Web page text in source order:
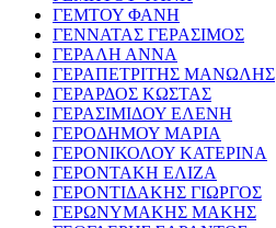
ΓΕΜΤΟΥ ΦΑΝΗ
ΓΕΝΝΑΤΑΣ ΓΕΡΑΣΙΜΟΣ
ΓΕΡΑΛΗ ΑΝΝΑ
ΓΕΡΑΠΕΤΡΙΤΗΣ ΜΑΝΩΛΗΣ
ΓΕΡΑΡΔΟΣ ΚΩΣΤΑΣ
ΓΕΡΑΣΙΜΙΔΟΥ ΕΛΕΝΗ
ΓΕΡΟΔΗΜΟΥ ΜΑΡΙΑ
ΓΕΡΟΝΙΚΟΛΟΥ ΚΑΤΕΡΙΝΑ
ΓΕΡΟΝΤΑΚΗ ΕΛΙΖΑ
ΓΕΡΟΝΤΙΔΑΚΗΣ ΓΙΩΡΓΟΣ
ΓΕΡΩΝΥΜΑΚΗΣ ΜΑΚΗΣ